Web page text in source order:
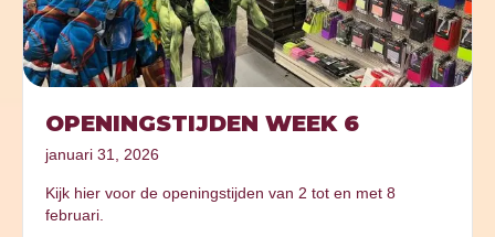
OPENINGSTIJDEN WEEK 6
januari 31, 2026
Kijk hier voor de openingstijden van 2 tot en met 8
februari.